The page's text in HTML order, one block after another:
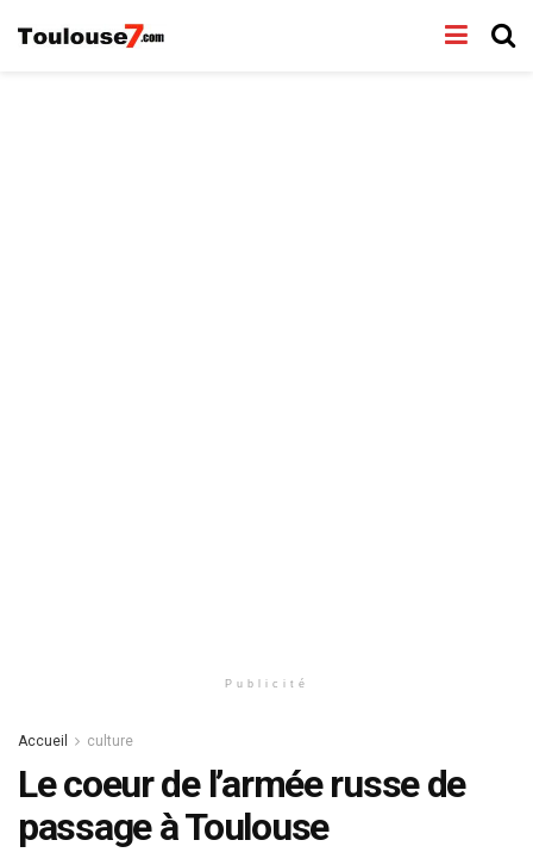
Publicité
Accueil culture
Le coeur de l’armée russe de
passage à Toulouse